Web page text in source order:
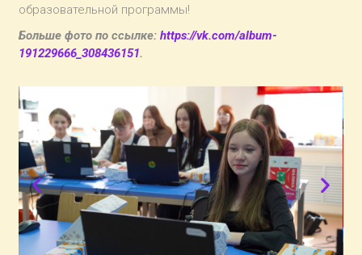
образовательной программы!
Больше фото по ссылке:https://vk.com/album-
191229666_308436151.